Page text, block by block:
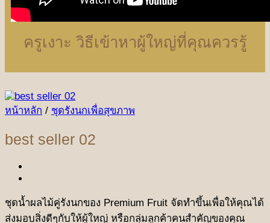
ครูเงาะ วิธีเข้าหาผู้ใหญ่ที่คุณควรรู้
หน้าหลัก / ชุดรังนกเพื่อสุขภาพ
best seller 02
ชุดน้ำผลไม้คู่รังนกของ Premium Fruit จัดทำขึ้นเพื่อให้คุณได้
ส่งมอบสิ่งดีๆกับให้ผู้ใหญ่ หรือกลุ่มลูกค้าคนสำคัญของคุณ